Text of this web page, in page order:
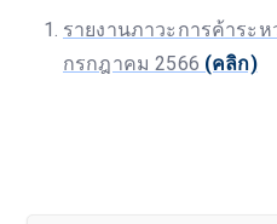
รายงานภาวะการค้าระห
กรกฎาคม 2566 (คลิก)